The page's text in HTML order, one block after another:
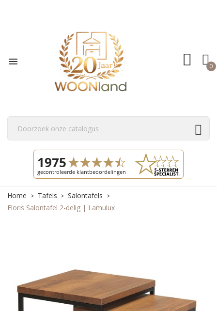
 0
Home Tafels
Salontafels
Floris Salontafel 2-delig | Lamulux